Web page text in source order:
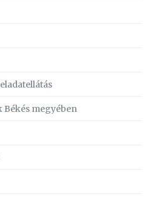
Békés megyében